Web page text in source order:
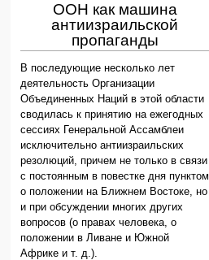
ООН как машина
антиизраильской
пропаганды
В последующие несколько лет
деятельность Организации
Объединенных Наций в этой области
сводилась к принятию на ежегодных
сессиях Генеральной Ассамблеи
исключительно антиизраильских
резолюций, причем не только в связи
с постоянным в повестке дня пунктом
о положении на Ближнем Востоке, но
и при обсуждении многих других
вопросов (о правах человека, о
положении в Ливане и Южной
Африке и т. д.).